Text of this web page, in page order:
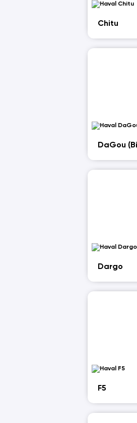
Chitu
DaGou
Dargo
F5